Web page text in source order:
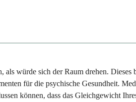
würde sich der Raum drehen.
für die psychische Gesundheit.
können, dass das Gleichgewicht